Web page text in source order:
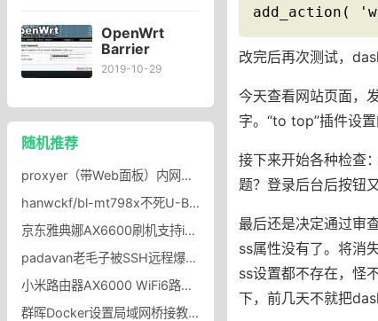
欢联旗舰店
OpenWrt
Barrier
Breaker
界面管理花生
2019-10-29
随机推荐
proxyer（带Web面板）内网穿透工具安装及使用方法，proxyer免费内网映射工具
hanwckf/bl-mt798x不死U-Boot下载支持DHCP MT798x不死 U-Boot 支持自动下发 DHCP
京东雅典娜AX6600刷机支持istore商店固件支持LED显示分享下载
padavan老毛子被SSH远程爆破登录路由器设置远程登录黑白名单
小米路由器AX6000 WiFi6路由器家用千兆高速5G双频千兆端口学生宿舍稳定大户型全屋覆盖wifi_小米官方旗舰店_网络设备/网络相关
群晖Docker设置局域网桥接教程群晖Docker设置bridge-host模式
add_action(
改完后再次测试，
今天查看网站页面，
字。“to top”插件设
接下来开始各种检查
题？登录后台后按钮
最后还是决定通过审
ss属性没有了。将消
ss设置都不存在，怪
下，前几天不就把